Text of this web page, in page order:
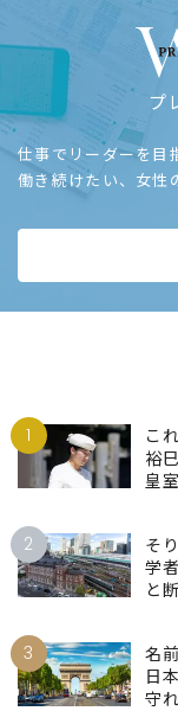
プ
仕事でリーダーを目
働き続けたい、女性
1
こ
裕
皇
2
そ
学
と
3
名
日
守